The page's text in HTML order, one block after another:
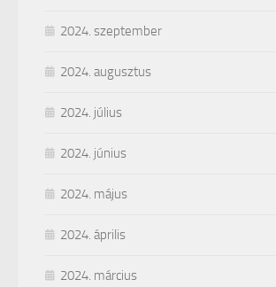
2024. szeptember
2024. augusztus
2024. július
2024. június
2024. május
2024. április
2024. március